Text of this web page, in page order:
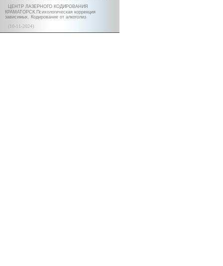
ЦЕНТР ЛАЗЕРНОГО КОДИРОВАНИЯ
КРАМАТОРСК.Психологическая коррекция
зависимых. Кодирование от алкоголиз
(10-11-2024)